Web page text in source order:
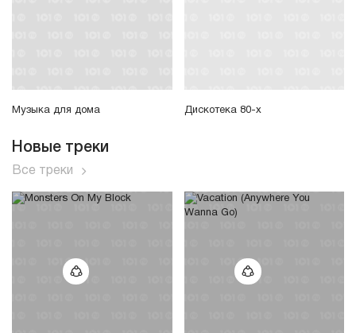
Музыка для дома Дискотека 80-х
Новые треки
Все треки